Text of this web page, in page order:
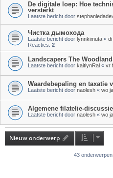
De digitale loep: Hoe
versterkt
Laatste bericht door
Чистка дымохода
Laatste bericht door lynnkimuta « di
Reacties: 2
Landscapers The
Laatste bericht door kaitlynRal « vr
Waardebepaling en taxatie
Laatste bericht door naolesh « wo
Algemene filatelie-
Laatste bericht door naolesh « wo
Nieuw onderwerp
43 onderwerpen